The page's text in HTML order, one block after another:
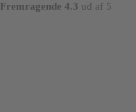
Fremragende 4.3 ud af 5